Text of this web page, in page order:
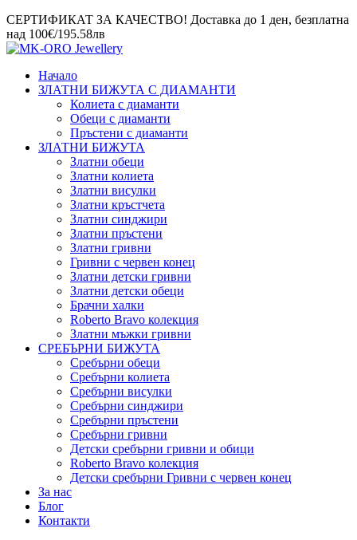
СЕРТИФИКАТ ЗА КАЧЕСТВО! Доставка до 1 ден, безплатна
над 100€/195.58лв
Начало
ЗЛАТНИ БИЖУТА С ДИАМАНТИ
Колиета с диаманти
Обеци с диаманти
Пръстени с диаманти
ЗЛАТНИ БИЖУТА
Златни обеци
Златни колиета
Златни висулки
Златни кръстчета
Златни синджири
Златни пръстени
Златни гривни
Гривни с червен конец
Златни детски гривни
Златни детски обеци
Брачни халки
Roberto Bravo колекция
Златни мъжки гривни
СРЕБЪРНИ БИЖУТА
Сребърни обeци
Сребърни колиета
Сребърни висулки
Сребърни синджири
Сребърни пръстени
Сребърни гривни
Детски сребърни гривни и обици
Roberto Bravo колекция
Детски сребърни Гривни с червен конец
За нас
Блог
Контакти